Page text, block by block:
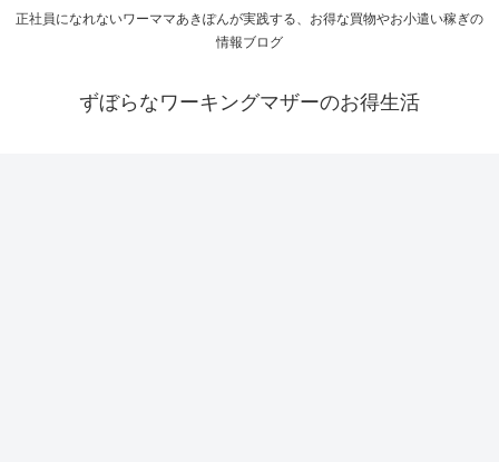
正社員になれないワーママあきぽんが実践する、お得な買物やお小遣い稼ぎの
情報ブログ
ずぼらなワーキングマザーのお得生活